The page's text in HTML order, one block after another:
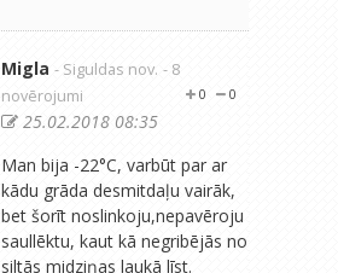
Migla - Siguldas nov. - 8
novērojumi
0
0
25.02.2018 08:35
Man bija -22°C, varbūt par ar
kādu grāda desmitdaļu vairāk,
bet šorīt noslinkoju,nepavēroju
saullēktu, kaut kā negribējās no
siltās midziņas laukā līst.